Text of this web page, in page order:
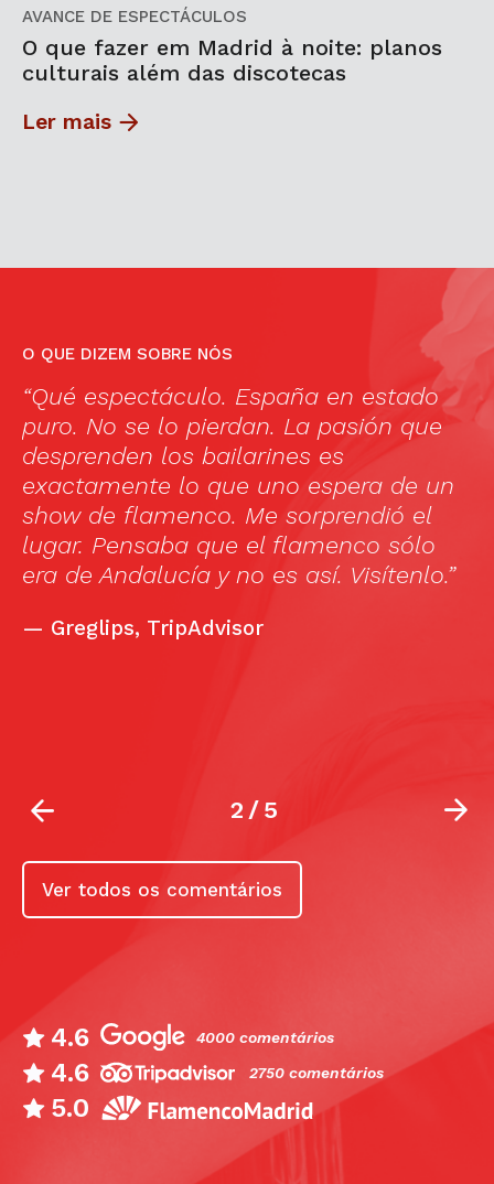
AVANCE DE ESPECTÁCULOS
O que fazer em Madrid à noite: planos
culturais além das discotecas
Ler mais
O QUE DIZEM SOBRE NÓS
“Qué espectáculo. España en estado
puro. No se lo pierdan. La pasión que
desprenden los bailarines es
exactamente lo que uno espera de un
show de flamenco. Me sorprendió el
lugar. Pensaba que el flamenco sólo
era de Andalucía y no es así. Visítenlo.”
— Greglips, TripAdvisor
2/5
Ver todos os comentários
4.6 4000 comentários
4.6 2750 comentários
5.0